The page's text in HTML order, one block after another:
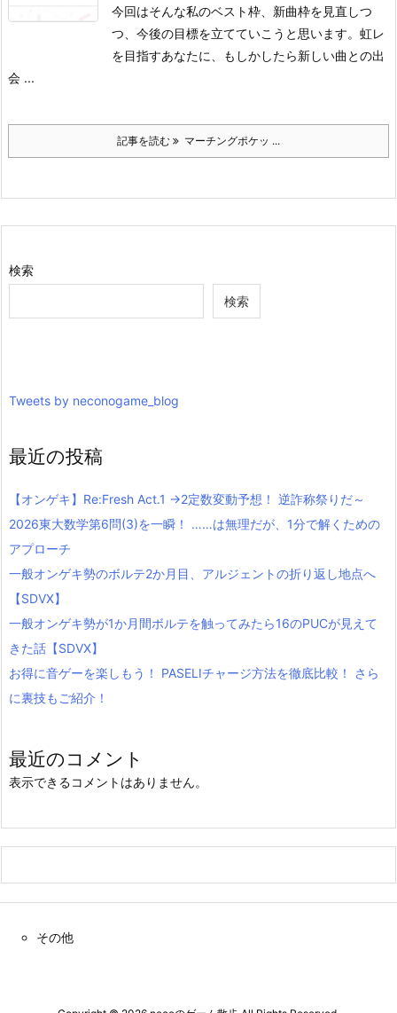
今回はそんな私のベスト枠、新曲枠を見直しつ
つ、今後の目標を立てていこうと思います。 虹レ
を目指すあなたに、もしかしたら新しい曲との出
会 ...
記事を読む マーチングポケッ ...
検索
検索
Tweets by neconogame_blog
最近の投稿
【オンゲキ】Re:Fresh Act.1 →2定数変動予想！ 逆詐称祭りだ～
2026東大数学第6問(3)を一瞬！ ……は無理だが、1分で解くための
アプローチ
一般オンゲキ勢のボルテ2か月目、アルジェントの折り返し地点へ
【SDVX】
一般オンゲキ勢が1か月間ボルテを触ってみたら16のPUCが見えて
きた話【SDVX】
お得に音ゲーを楽しもう！ PASELIチャージ方法を徹底比較！ さら
に裏技もご紹介！
最近のコメント
表示できるコメントはありません。
その他